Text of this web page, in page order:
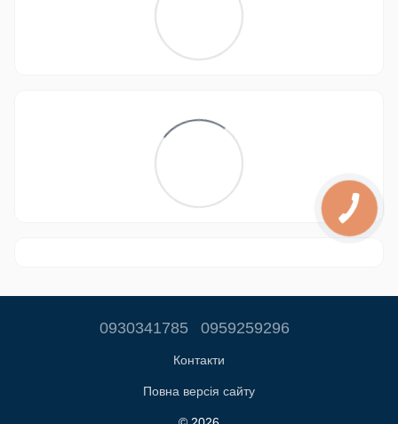
0930341785 0959259296
Контакти
Повна версія сайту